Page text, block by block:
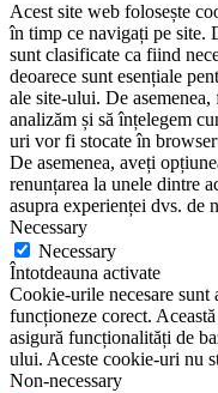
Acest site web folosește
în timp ce navigați pe site.
sunt clasificate ca fiind
deoarece sunt esențiale
ale site-ului. De
analizăm și să înțelegem
uri vor fi stocate în
De asemenea, aveți
renunțarea la unele dintre
asupra experienței dvs. de
Necessary
Necessary
Întotdeauna activate
Cookie-urile necesare sunt
funcționeze corect.
asigură funcționalități de
ului. Aceste cookie-uri nu
Non-necessary